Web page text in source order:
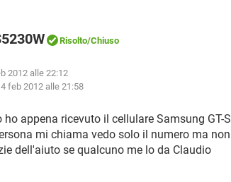
Risolto/Chiuso
2012 alle 22:12
feb 2012 alle 21:58
ho appena ricevuto il cellulare Samsung GT-
mi chiama vedo solo il numero ma
dell'aiuto se qualcuno me lo da Claudio